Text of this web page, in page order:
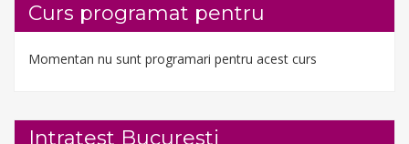
Curs programat pentru
Momentan nu sunt programari pentru acest curs
Intratest Bucuresti